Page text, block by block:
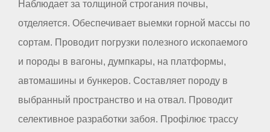
Наблюдает за толщиной строгания почвы,
отделяется. Обеспечивает выемки горной массы по
сортам. Проводит погрузки полезного ископаемого
и породы в вагоны, думпкары, на платформы,
автомашины и бункеров. Составляет породу в
выбранный пространство и на отвал. Проводит
селективное разработки забоя. Профілює трассу